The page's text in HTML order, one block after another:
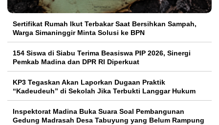
Sertifikat Rumah Ikut Terbakar Saat Bersihkan Sampah,
Warga Simaninggir Minta Solusi ke BPN
154 Siswa di Siabu Terima Beasiswa PIP 2026, Sinergi
Pemkab Madina dan DPR RI Diperkuat
KP3 Tegaskan Akan Laporkan Dugaan Praktik
“Kadeudeuh” di Sekolah Jika Terbukti Langgar Hukum
Inspektorat Madina Buka Suara Soal Pembangunan
Gedung Madrasah Desa Tabuyung yang Belum Rampung